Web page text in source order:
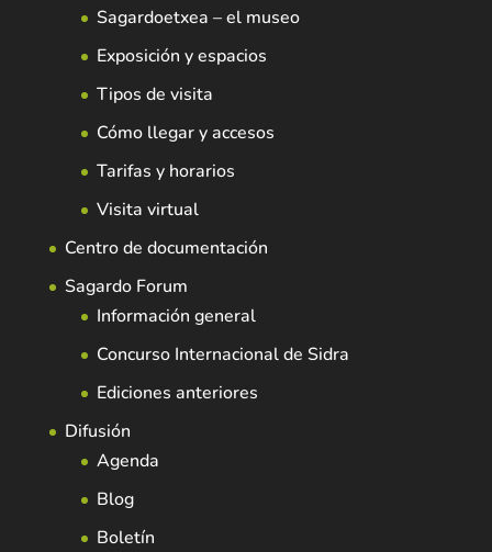
Sagardoetxea – el museo
Exposición y espacios
Tipos de visita
Cómo llegar y accesos
Tarifas y horarios
Visita virtual
Centro de documentación
Sagardo Forum
Información general
Concurso Internacional de Sidra
Ediciones anteriores
Difusión
Agenda
Blog
Boletín